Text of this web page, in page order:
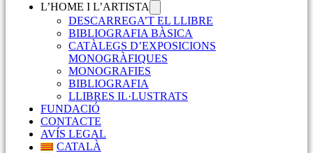
L’HOME I L’ARTISTA
DESCARREGA’T EL LLIBRE
BIBLIOGRAFIA BÀSICA
CATÀLEGS D’EXPOSICIONS
MONOGRÀFIQUES
MONOGRAFIES
BIBLIOGRAFIA
LLIBRES IL·LUSTRATS
FUNDACIÓ
CONTACTE
AVÍS LEGAL
CATALÀ